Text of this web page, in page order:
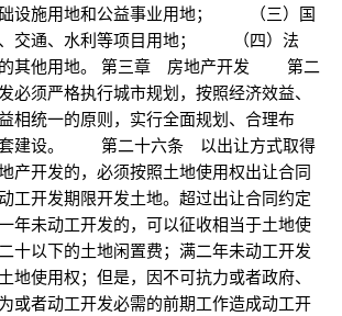
设施用地和公益事业用地； （三）国
、交通、水利等项目用地； （四）法
的其他用地。 第三章 房地产开发 第二
须严格执行城市规划，按照经济效益、
相统一的原则，实行全面规划、合理布
套建设。 第二十六条 以出让方式取得
产开发的，必须按照土地使用权出让合同
工开发期限开发土地。超过出让合同约定
年未动工开发的，可以征收相当于土地使
十以下的土地闲置费；满二年未动工开发
地使用权；但是，因不可抗力或者政府、
或者动工开发必需的前期工作造成动工开